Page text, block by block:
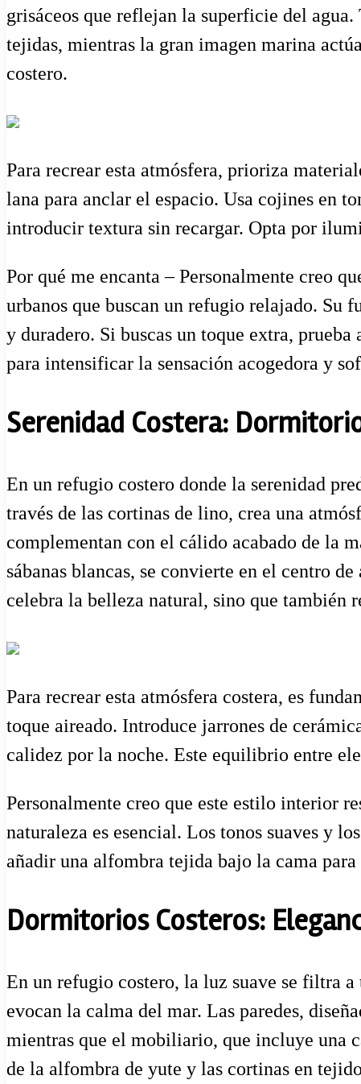
grisáceos que reflejan la superficie del
tejidas, mientras la gran imagen marina
costero.
Para recrear esta atmósfera, prioriza
lana para anclar el espacio. Usa cojines en
introducir textura sin recargar. Opta por
Por qué me encanta – Personalmente creo
urbanos que buscan un refugio relajado. Su
y duradero. Si buscas un toque extra,
para intensificar la sensación acogedora y
Serenidad Costera:
En un refugio costero donde la serenidad
través de las cortinas de lino, crea una
complementan con el cálido acabado de la
sábanas blancas, se convierte en el centro
celebra la belleza natural, sino que
Para recrear esta atmósfera costera, es
toque aireado. Introduce jarrones de
calidez por la noche. Este equilibrio entre
Personalmente creo que este estilo interior
naturaleza es esencial. Los tonos suaves y
añadir una alfombra tejida bajo la cama
Dormitorios Costeros:
En un refugio costero, la luz suave se filtra a
evocan la calma del mar. Las paredes,
mientras que el mobiliario, que incluye una
de la alfombra de yute y las cortinas en